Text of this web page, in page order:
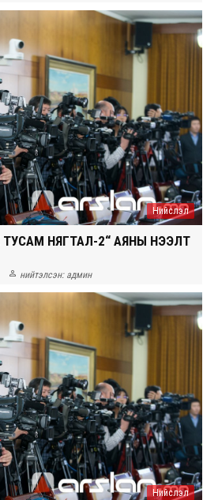
Нийслэл
ТУСАМ НЯГТАЛ-2“ АЯНЫ НЭЭЛТ
 нийтэлсэн: админ
Нийслэл